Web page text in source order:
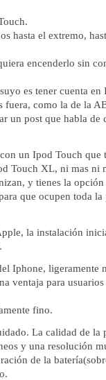
hasta el extremo,
encenderlo sin
es tener cuenta en
fuera, como la de la
un post que habla de
un Ipod Touch que
Touch XL, ni mas ni
y tienes la opción
que ocupen toda la
la instalación
Iphone, ligeramente
ventaja para
fino.
La calidad de la
y una resolución
de la